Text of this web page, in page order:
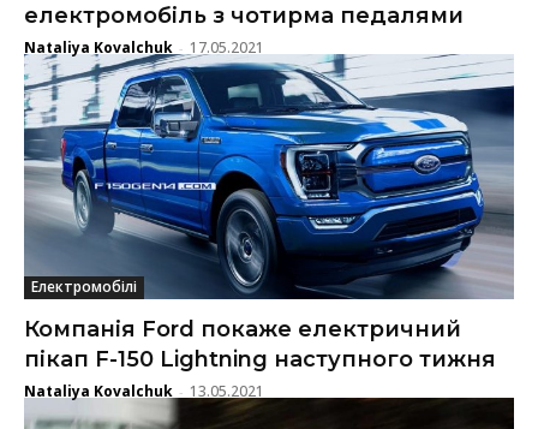
електромобіль з чотирма педалями
Nataliya Kovalchuk - 17.05.2021
Електромобілі
Компанія Ford покаже електричний
пікап F-150 Lightning наступного тижня
Nataliya Kovalchuk - 13.05.2021